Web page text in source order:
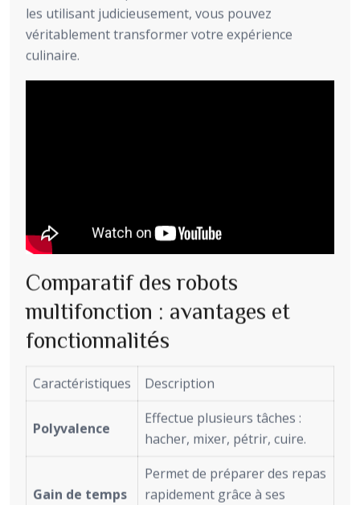
les utilisant judicieusement, vous pouvez
véritablement transformer votre expérience
culinaire.
Comparatif des robots
multifonction : avantages et
fonctionnalités
Caractéristiques Description
Polyvalence
Effectue plusieurs tâches :
hacher, mixer, pétrir, cuire.
Gain de temps
Permet de préparer des repas
rapidement grâce à ses